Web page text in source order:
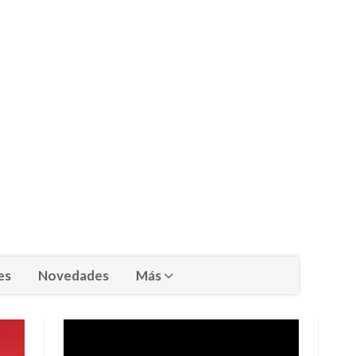
Novedades Más